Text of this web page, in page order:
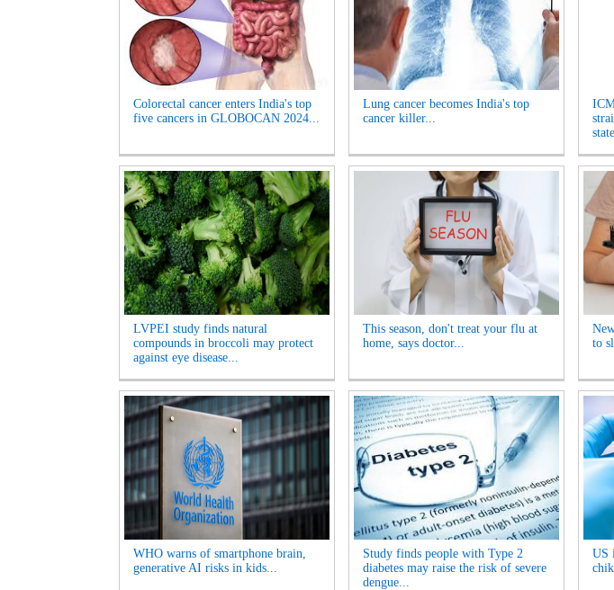
Colorectal cancer enters India's top
five cancers in GLOBOCAN 2024...
Lung cancer becomes India's top
cancer killer...
LVPEI study finds natural
compounds in broccoli may protect
against eye disease...
This season, don't treat your flu at
home, says doctor...
to
WHO warns of smartphone brain,
generative AI risks in kids...
Study finds people with Type 2
diabetes may raise the risk of severe
dengue...
US